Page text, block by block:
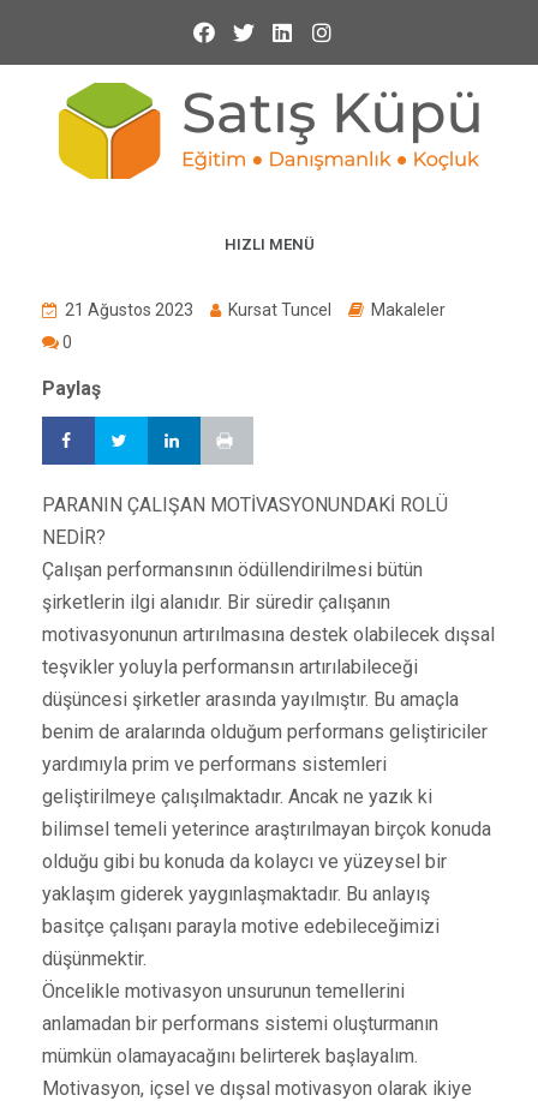
HIZLI MENÜ
21 Ağustos 2023 Kursat Tuncel
Makaleler
0
Paylaş
PARANIN ÇALIŞAN MOTİVASYONUNDAKİ ROLÜ
NEDİR?
Çalışan performansının ödüllendirilmesi bütün
şirketlerin ilgi alanıdır. Bir süredir çalışanın
motivasyonunun artırılmasına destek olabilecek dışsal
teşvikler yoluyla performansın artırılabileceği
düşüncesi şirketler arasında yayılmıştır. Bu amaçla
benim de aralarında olduğum performans geliştiriciler
yardımıyla prim ve performans sistemleri
geliştirilmeye çalışılmaktadır. Ancak ne yazık ki
bilimsel temeli yeterince araştırılmayan birçok konuda
olduğu gibi bu konuda da kolaycı ve yüzeysel bir
yaklaşım giderek yaygınlaşmaktadır. Bu anlayış
basitçe çalışanı parayla motive edebileceğimizi
düşünmektir.
Öncelikle motivasyon unsurunun temellerini
anlamadan bir performans sistemi oluşturmanın
mümkün olamayacağını belirterek başlayalım.
Motivasyon, içsel ve dışsal motivasyon olarak ikiye